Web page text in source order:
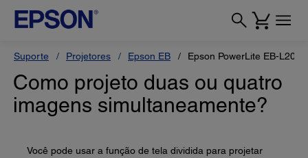
Suporte Projetores Epson EB Epson PowerLite EB-
Como projeto duas ou quatro
imagens simultaneamente?
Você pode usar a função de tela dividida para projetar